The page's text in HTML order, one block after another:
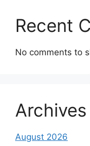
Recent
No comments to
Archives
August 2026